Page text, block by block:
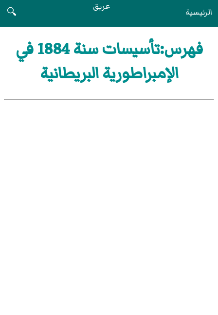
الرئيسية عريق
🔍
فهرس:تأسيسات سنة 1884 في
الإمبراطورية البريطانية